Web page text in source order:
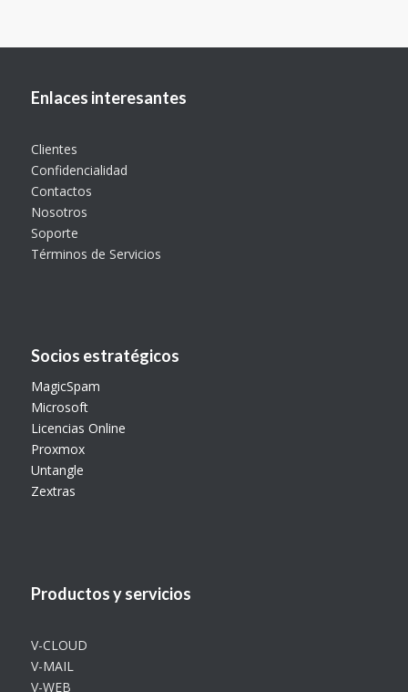
Enlaces interesantes
Clientes
Confidencialidad
Contactos
Nosotros
Soporte
Términos de Servicios
Socios estratégicos
MagicSpam
Microsoft
Licencias Online
Proxmox
Untangle
Zextras
Productos y servicios
V-CLOUD
V-MAIL
V-WEB